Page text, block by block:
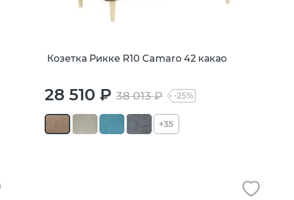
Козетка Рикке R10 Camaro 42 какао
28 510 ₽ 38 013 ₽ -25%
+35